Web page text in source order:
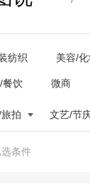
纺织 美容/
餐饮 微商
拍 文艺/节
条件